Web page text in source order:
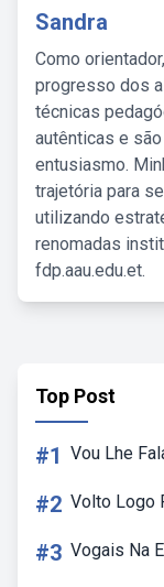
Sandra
Como
progresso dos
técnicas
autênticas e
entusiasmo.
trajetória para
utilizando
renomadas
fdp.aau.edu.et.
Top Post
#1 Vou Lhe
#2 Volto Logo
#3 Vogais Na